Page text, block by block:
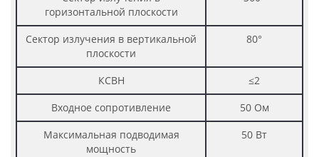
горизонтальной плоскости
Сектор излучения в вертикальной
плоскости
80°
КСВН
≤2
Входное сопротивление
50 Ом
Максимальная подводимая
мощность
50 Вт